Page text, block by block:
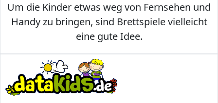
Um die Kinder etwas weg von Fernsehen und
Handy zu bringen, sind Brettspiele vielleicht
eine gute Idee.